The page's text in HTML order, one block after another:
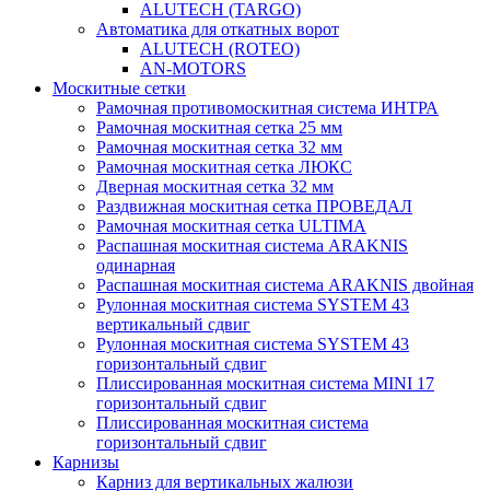
ALUTECH (TARGO)
Автоматика для откатных ворот
ALUTECH (ROTEO)
AN-MOTORS
Москитные сетки
Рамочная противомоскитная система ИНТРА
Рамочная москитная сетка 25 мм
Рамочная москитная сетка 32 мм
Рамочная москитная сетка ЛЮКС
Дверная москитная сетка 32 мм
Раздвижная москитная сетка ПРОВЕДАЛ
Рамочная москитная сетка ULTIMA
Распашная москитная система ARAKNIS
одинарная
Распашная москитная система ARAKNIS двойная
Рулонная москитная система SYSTEM 43
вертикальный сдвиг
Рулонная москитная система SYSTEM 43
горизонтальный сдвиг
Плиссированная москитная система MINI 17
горизонтальный сдвиг
Плиссированная москитная система
горизонтальный сдвиг
Карнизы
Карниз для вертикальных жалюзи